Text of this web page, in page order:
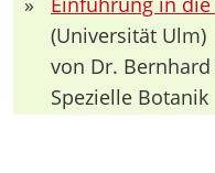
(Universität Ulm)
von Dr.
Spezielle Botanik